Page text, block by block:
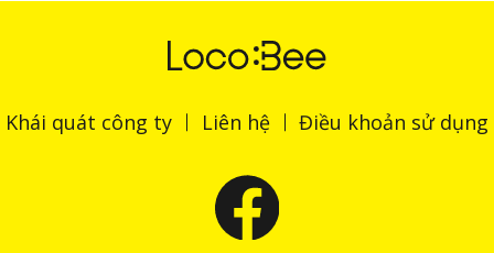
Khái quát công ty Liên hệ Điều khoản sử dụng